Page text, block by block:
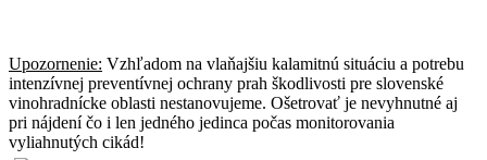
Upozornenie: Vzhľadom na vlaňajšiu kalamitnú situáciu a potrebu
intenzívnej preventívnej ochrany prah škodlivosti pre slovenské
vinohradnícke oblasti nestanovujeme. Ošetrovať je nevyhnutné aj
pri nájdení čo i len jedného jedinca počas monitorovania
vyliahnutých cikád!